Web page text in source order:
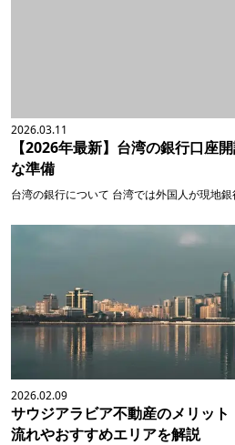
2026.03.11
【2026年最新】台湾の銀行口座
な準備
台湾の銀行について 台湾では外国人が現地
2026.02.09
サウジアラビア不動産のメリッ
流れやおすすめエリアを解説